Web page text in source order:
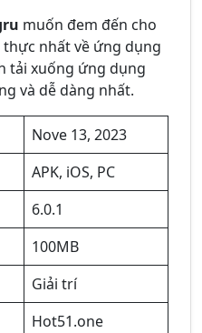
muốn đem đến cho
nhất về ứng dụng
tải xuống ứng dụng
và dễ dàng nhất.
Nove 13, 2023
APK, iOS, PC
6.0.1
100MB
Giải trí
Hot51.one